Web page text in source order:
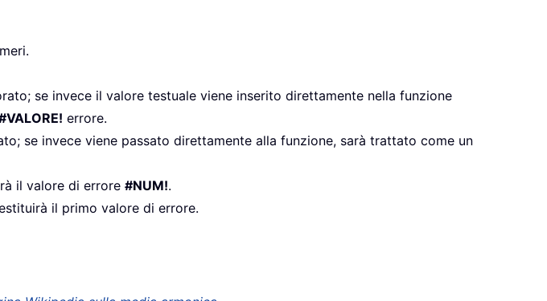
se invece il valore testuale viene inserito direttamente nella funzione
errore.
se invece viene passato direttamente alla funzione, sarà trattato come un
il valore di errore #NUM!.
il primo valore di errore.